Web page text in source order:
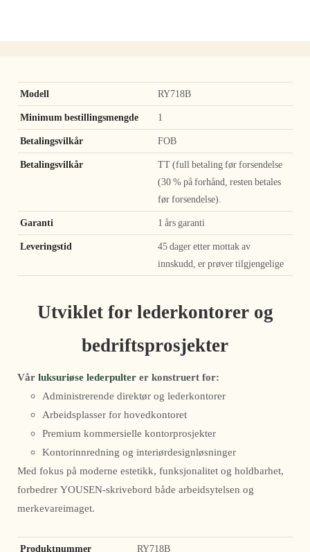
Modell RY718B
Minimum bestillingsmengde 1
Betalingsvilkår FOB
Betalingsvilkår
TT (full betaling før forsendelse
(30 % på forhånd, resten betales
før forsendelse).
Garanti 1 års garanti
Leveringstid
45 dager etter mottak av
innskudd, er prøver tilgjengelige
Utviklet for lederkontorer og
bedriftsprosjekter
Vår luksuriøse lederpulter er konstruert for:
Administrerende direktør og lederkontorer
Arbeidsplasser for hovedkontoret
Premium kommersielle kontorprosjekter
Kontorinnredning og interiørdesignløsninger
Med fokus på moderne estetikk, funksjonalitet og holdbarhet,
forbedrer YOUSEN-skrivebord både arbeidsytelsen og
merkevareimaget.
Produktnummer RY718B